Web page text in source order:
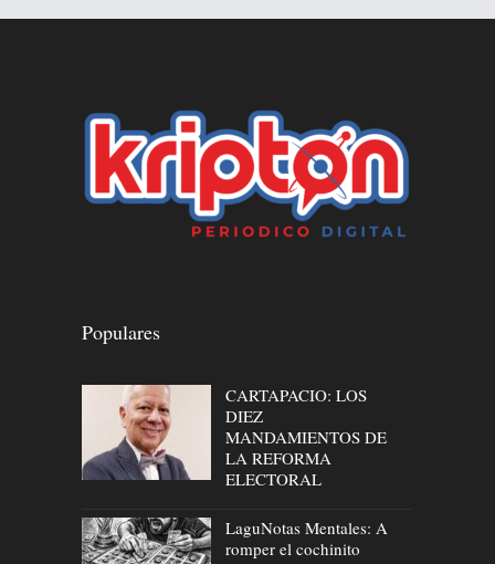
Populares
CARTAPACIO: LOS
DIEZ
MANDAMIENTOS DE
LA REFORMA
ELECTORAL
LaguNotas Mentales: A
romper el cochinito